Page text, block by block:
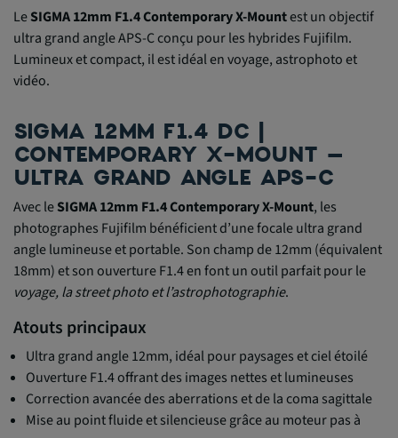
LeSIGMA 12mm F1.4 Contemporary X-Mountest un objectif
ultra grand angle APS-C conçu pour les hybrides Fujifilm.
Lumineux et compact, il est idéal en voyage, astrophoto et
vidéo.
SIGMA 12MM F1.4 DC |
CONTEMPORARY X-MOUNT –
ULTRA GRAND ANGLE APS-C
Avec leSIGMA 12mm F1.4 Contemporary X-Mount, les
photographes Fujifilm bénéficient d’une focale ultra grand
angle lumineuse et portable. Son champ de 12mm (équivalent
18mm) et son ouverture F1.4 en font un outil parfait pour le
voyage, la street photo et l’astrophotographie.
Atouts principaux
Ultra grand angle 12mm, idéal pour paysages et ciel étoilé
Ouverture F1.4 offrant des images nettes et lumineuses
Correction avancée des aberrations et de la coma sagittale
Mise au point fluide et silencieuse grâce au moteur pas à